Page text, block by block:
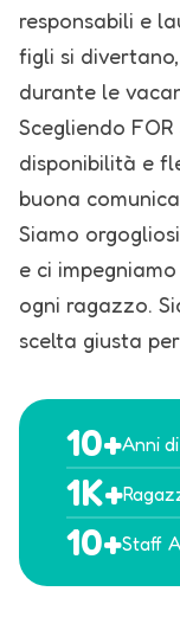
responsabili e
figli si
durante le
Scegliendo
disponibilità e
buona
Siamo
e ci
ogni ragazzo.
scelta giusta
10+Anni di
1K+
10+Staff